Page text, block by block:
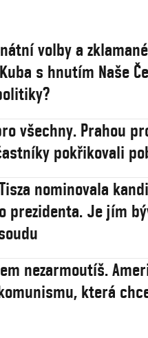
volby a
s hnutím Naše
všechny. Prahou
pokřikovali
nominovala
prezidenta. Je jím
nezarmoutíš.
která